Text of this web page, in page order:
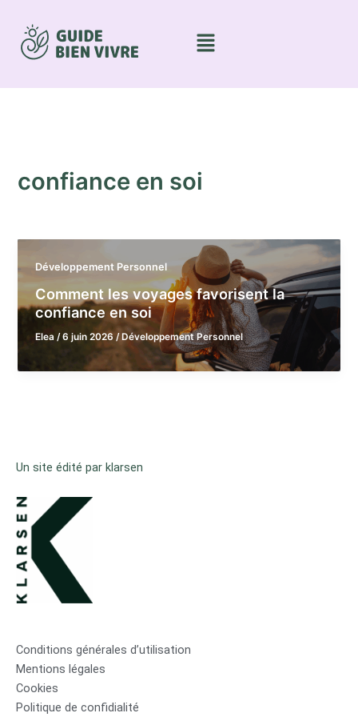
contenu
Menu
confiance en soi
Développement Personnel
Comment les voyages favorisent la
confiance en soi
Elea/6 juin 2026/Développement Personnel
Un site édité par klarsen
Conditions générales d’utilisation
Mentions légales
Cookies
Politique de confidialité